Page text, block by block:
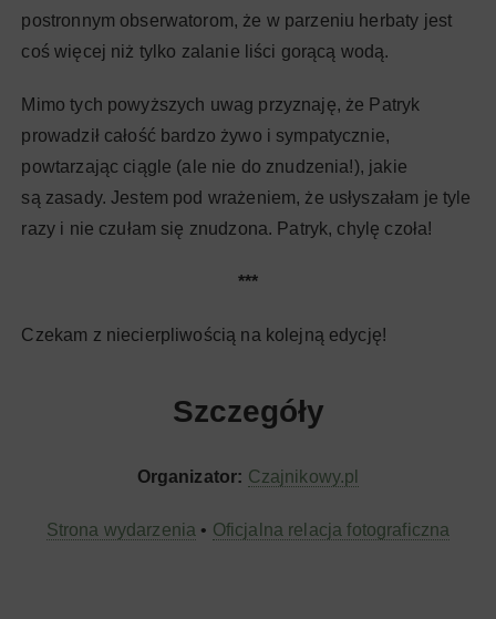
postronnym obserwatorom, że w parzeniu herbaty jest
coś więcej niż tylko zalanie liści gorącą wodą.
Mimo tych powyższych uwag przyznaję, że Patryk
prowadził całość bardzo żywo i sympatycznie,
powtarzając ciągle (ale nie do znudzenia!), jakie
są zasady. Jestem pod wrażeniem, że usłyszałam je tyle
razy i nie czułam się znudzona. Patryk, chylę czoła!
***
Czekam z niecierpliwością na kolejną edycję!
Szczegóły
Organizator: Czajnikowy.pl
Strona wydarzenia • Oficjalna relacja fotograficzna